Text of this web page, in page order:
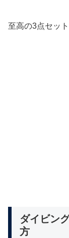
至高の3点セッ
ダイビン
方